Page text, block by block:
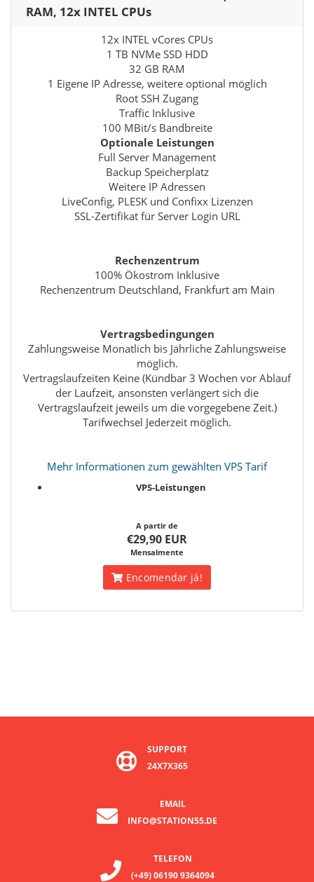
RAM, 12x INTEL CPUs
12x INTEL vCores CPUs
1 TB NVMe SSD HDD
32 GB RAM
1 Eigene IP Adresse, weitere optional möglich
Root SSH Zugang
Traffic Inklusive
100 MBit/s Bandbreite
Optionale Leistungen
Full Server Management
Backup Speicherplatz
Weitere IP Adressen
LiveConfig, PLESK und Confixx Lizenzen
SSL-Zertifikat für Server Login URL
Rechenzentrum
100% Ökostrom Inklusive
Rechenzentrum Deutschland, Frankfurt am Main
Vertragsbedingungen
Zahlungsweise Monatlich bis Jährliche Zahlungsweise
möglich.
Vertragslaufzeiten Keine (Kündbar 3 Wochen vor Ablauf
der Laufzeit, ansonsten verlängert sich die
Vertragslaufzeit jeweils um die vorgegebene Zeit.)
Tarifwechsel Jederzeit möglich.
Mehr Informationen zum gewählten VPS Tarif
VPS-Leistungen
A partir de
€29,90 EUR
Mensalmente
Encomendar já!
SUPPORT
24X7X365
EMAIL
INFO@STATION55.DE
TELEFON
(+49) 06190 9364094